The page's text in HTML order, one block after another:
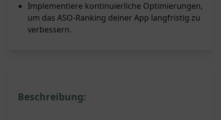
Implementiere kontinuierliche Optimierungen,
um das ASO-Ranking deiner App langfristig zu
verbessern.
Beschreibung: